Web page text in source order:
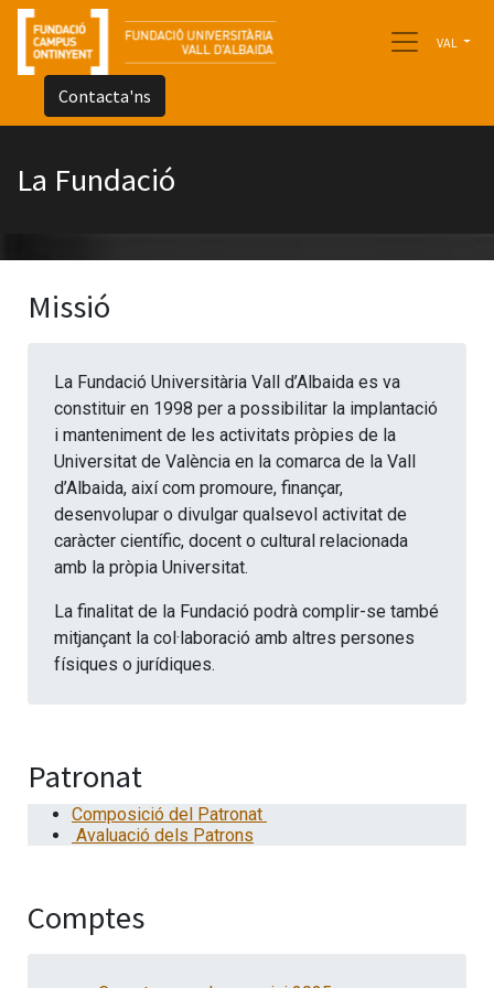
VAL
Contacta'ns
La Fundació
Missió
La Fundació Universitària Vall d’Albaida es va
constituir en 1998 per a possibilitar la implantació
i manteniment de les activitats pròpies de la
Universitat de València en la comarca de la Vall
d’Albaida, així com promoure, finançar,
desenvolupar o divulgar qualsevol activitat de
caràcter científic, docent o cultural relacionada
amb la pròpia Universitat.
La finalitat de la Fundació podrà complir-se també
mitjançant la col·laboració amb altres persones
físiques o jurídiques.
Patronat
Composició del Patronat
Avaluació dels Patrons
Comptes